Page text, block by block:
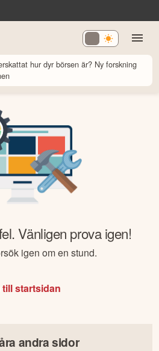
hur dyr börsen är? Ny forskning
Vänligen prova igen!
igen om en stund.
till startsidan
andra sidor